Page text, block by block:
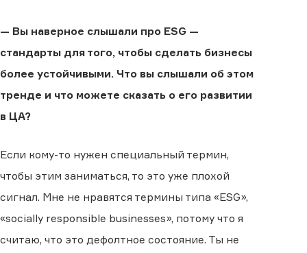
— Вы наверное слышали про ESG —
стандарты для того, чтобы сделать бизнесы
более устойчивыми. Что вы слышали об этом
тренде и что можете сказать о его развитии
в ЦА?
Если кому-то нужен специальный термин,
чтобы этим заниматься, то это уже плохой
сигнал. Мне не нравятся термины типа «‎ESG‎»,
«‎socially responsible businesses‎», потому что я
считаю, что это дефолтное состояние. Ты не